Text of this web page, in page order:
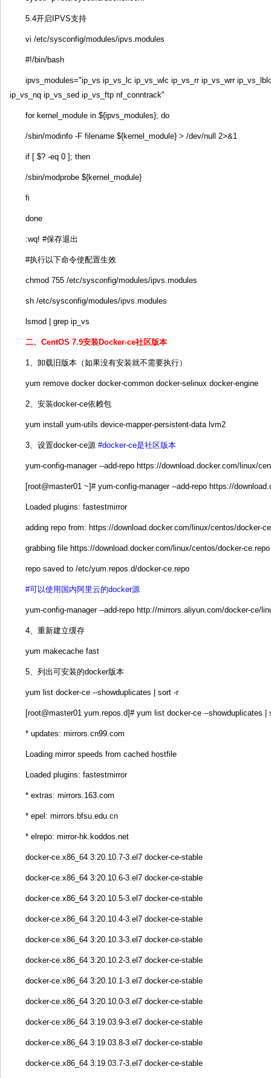
5.4开启IPVS支持
vi /etc/sysconfig/modules/ipvs.modules
#!/bin/bash
ipvs_modules="ip_vs ip_vs_lc ip_vs_wlc ip_vs_rr ip_vs_wrr
ip_vs_nq ip_vs_sed ip_vs_ftp nf_conntrack"
for kernel_module in ${ipvs_modules}; do
/sbin/modinfo -F filename ${kernel_module} > /dev/null 2>&1
if [ $? -eq 0 ]; then
/sbin/modprobe ${kernel_module}
fi
done
:wq! #保存退出
#执行以下命令使配置生效
chmod 755 /etc/sysconfig/modules/ipvs.modules
sh /etc/sysconfig/modules/ipvs.modules
lsmod | grep ip_vs
二、CentOS 7.9安装Docker-ce社区版本
1、卸载旧版本（如果没有安装就不需要执行）
yum remove docker docker-common docker-selinux docker-engine
2、安装docker-ce依赖包
yum install yum-utils device-mapper-persistent-data lvm2
3、设置docker-ce源 #docker-ce是社区版本
yum-config-manager --add-repo https://download.docker.com/linux/
[root@master01 ~]# yum-config-manager --add-repo https://
Loaded plugins: fastestmirror
adding repo from: https://download.docker.com/linux/centos/docker-
grabbing file https://download.docker.com/linux/centos/docker-
repo saved to /etc/yum.repos.d/docker-ce.repo
#可以使用国内阿里云的docker源
yum-config-manager --add-repo http://mirrors.aliyun.com/docker-ce/
4、重新建立缓存
yum makecache fast
5、列出可安装的docker版本
yum list docker-ce --showduplicates | sort -r
[root@master01 yum.repos.d]# yum list docker-ce --showduplicates |
* updates: mirrors.cn99.com
Loading mirror speeds from cached hostfile
Loaded plugins: fastestmirror
* extras: mirrors.163.com
* epel: mirrors.bfsu.edu.cn
* elrepo: mirror-hk.koddos.net
docker-ce.x86_64 3:20.10.7-3.el7 docker-ce-stable
docker-ce.x86_64 3:20.10.6-3.el7 docker-ce-stable
docker-ce.x86_64 3:20.10.5-3.el7 docker-ce-stable
docker-ce.x86_64 3:20.10.4-3.el7 docker-ce-stable
docker-ce.x86_64 3:20.10.3-3.el7 docker-ce-stable
docker-ce.x86_64 3:20.10.2-3.el7 docker-ce-stable
docker-ce.x86_64 3:20.10.1-3.el7 docker-ce-stable
docker-ce.x86_64 3:20.10.0-3.el7 docker-ce-stable
docker-ce.x86_64 3:19.03.9-3.el7 docker-ce-stable
docker-ce.x86_64 3:19.03.8-3.el7 docker-ce-stable
docker-ce.x86_64 3:19.03.7-3.el7 docker-ce-stable